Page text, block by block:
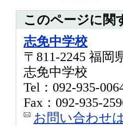
このページに関
志免中学校
〒811-2245 福岡
志免中学校
Tel：092-935-
Fax：092-935-
お問い合わせ